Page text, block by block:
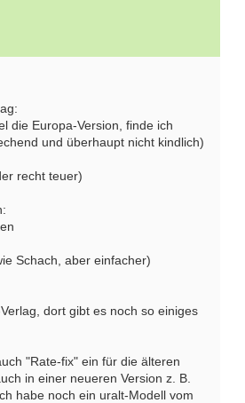
die Europa-Version, finde ich
und überhaupt nicht kindlich)
recht teuer)
Schach, aber einfacher)
dort gibt es noch so einiges
"Rate-fix" ein für die älteren
in einer neueren Version z. B.
habe noch ein uralt-Modell vom